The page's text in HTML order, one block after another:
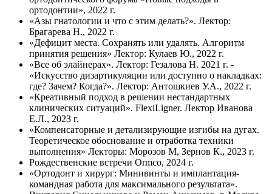
ортодонтии», 2022 г.
«Азы гнатологии и что с этим делать?». Лектор:
Брагарева Н., 2022 г.
«Дефицит места. Сохранять или удалять. Алгоритм
принятия решения» Лектор: Кулаев Ю., 2022 г.
«Все об элайнерах». Лектор: Гезалова Н. 2021 г. -
«Искусство дизартикуляции или доступно о накладках:
где? Зачем? Когда?». Лектор: Антошкиев У.А., 2022 г.
«Креативный подход в решении нестандартных
клинических ситуаций». FlexiLigner. Лектор Иванова
Е.Л., 2023 г.
«Компенсаторные и детализирующие изгибы на дугах.
Теоретическое обоснование и отработка техники
выполнения» Лекторы: Морозов М, Зернов К., 2023 г.
Рождественские встречи Ormco, 2024 г.
«Ортодонт и хирург: Минивинты и имплантация-
командная работа для максимального результата».